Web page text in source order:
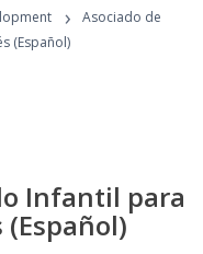
›
Asociado de
(Español)
Infantil para